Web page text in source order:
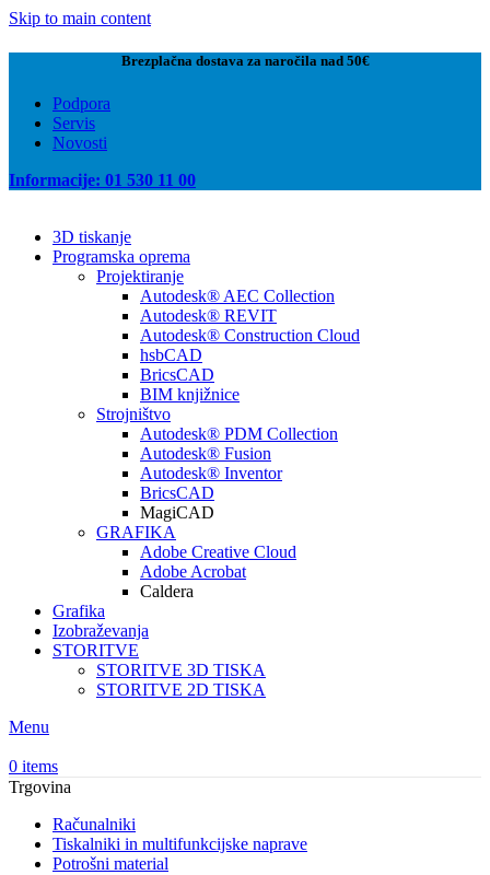
Skip to main content
Brezplačna dostava za naročila nad 50€
Podpora
Servis
Novosti
Informacije: 01 530 11 00
3D tiskanje
Programska oprema
Projektiranje
Autodesk® AEC Collection
Autodesk® REVIT
Autodesk® Construction Cloud
hsbCAD
BricsCAD
BIM knjižnice
Strojništvo
Autodesk® PDM Collection
Autodesk® Fusion
Autodesk® Inventor
BricsCAD
MagiCAD
GRAFIKA
Adobe Creative Cloud
Adobe Acrobat
Caldera
Grafika
Izobraževanja
STORITVE
STORITVE 3D TISKA
STORITVE 2D TISKA
Menu
0 items
Trgovina
Računalniki
Tiskalniki in multifunkcijske naprave
Potrošni material